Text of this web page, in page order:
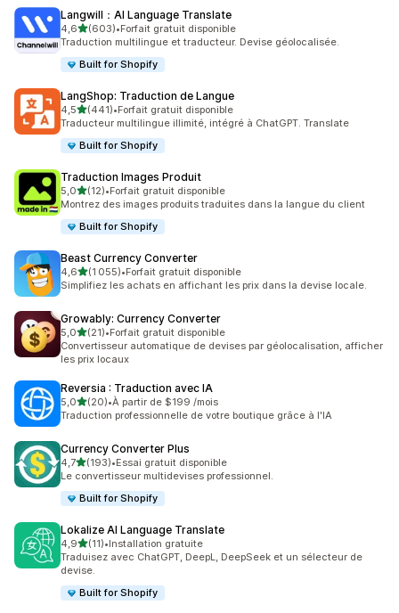
Langwill：AI Language Translate
4,6étoile(s) sur 5
(603)
603 avis au total
•Forfait gratuit disponible
Traduction multilingue et traducteur. Devise géolocalisée.
Built for Shopify
LangShop: Traduction de Langue
4,5étoile(s) sur 5
(441)
441 avis au total
•Forfait gratuit disponible
Traducteur multilingue illimité, intégré à ChatGPT. Translate
Built for Shopify
Traduction Images Produit
5,0étoile(s) sur 5
(12)
12 avis au total
•Forfait gratuit disponible
Montrez des images produits traduites dans la langue du client
Built for Shopify
Beast Currency Converter
4,6étoile(s) sur 5
(1 055)
1055 avis au total
•Forfait gratuit disponible
Simplifiez les achats en affichant les prix dans la devise locale.
Growably: Currency Converter
5,0étoile(s) sur 5
(21)
21 avis au total
•Forfait gratuit disponible
Convertisseur automatique de devises par géolocalisation, afficher
les prix locaux
Reversia : Traduction avec IA
5,0étoile(s) sur 5
(20)
20 avis au total
•À partir de $199 /mois
Traduction professionnelle de votre boutique grâce à l'IA
Currency Converter Plus
4,7étoile(s) sur 5
(193)
193 avis au total
•Essai gratuit disponible
Le convertisseur multidevises professionnel.
Built for Shopify
Lokalize AI Language Translate
4,9étoile(s) sur 5
(11)
11 avis au total
•Installation gratuite
Traduisez avec ChatGPT, DeepL, DeepSeek et un sélecteur de
devise.
Built for Shopify